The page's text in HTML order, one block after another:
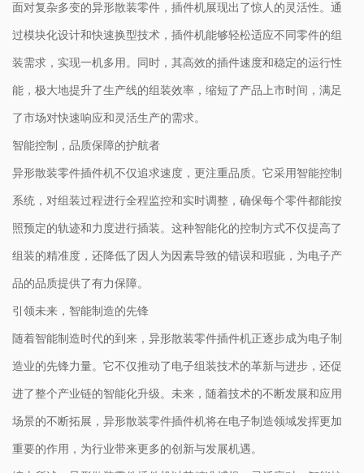
面对复杂多变的异形散装零件，插件机展现出了惊人的灵活性。通
过模块化设计和快速换型技术，插件机能够轻松适应不同零件的组
装需求，实现一机多用。同时，其高效的插件速度和稳定的运行性
能，极大地提升了生产线的组装效率，缩短了产品上市时间，满足
了市场对快速响应和灵活生产的需求。
智能控制，品质保障的护航者
异形散装零件插件机不仅追求速度，更注重品质。它采用智能控制
系统，对组装过程进行全程监控和实时调整，确保每个零件都能按
照预定的轨迹和力度进行插装。这种智能化的控制方式不仅提高了
组装的精准度，还降低了因人为因素导致的错误和瑕疵，为电子产
品的品质提供了有力保障。
引领未来，智能制造的先锋
随着智能制造时代的到来，异形散装零件插件机正逐步成为电子制
造业的先锋力量。它不仅推动了电子组装技术的革新与进步，还促
进了整个产业链的智能化升级。未来，随着技术的不断发展和应用
场景的不断拓展，异形散装零件插件机将在电子制造领域发挥更加
重要的作用，为行业带来更多的创新与发展机遇。